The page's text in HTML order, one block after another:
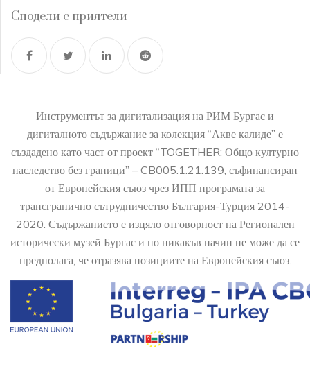
Сподели с приятели
Инструментът за дигитализация на РИМ Бургас и
дигиталното съдържание за колекция “Акве калиде” е
създадено като част от проект “TOGETHER: Общо културно
наследство без граници” – CB005.1.21.139, съфинансиран
от Европейския съюз чрез ИПП програмата за
трансгранично сътрудничество България-Турция 2014-
2020. Съдържанието е изцяло отговорност на Регионален
исторически музей Бургас и по никакъв начин не може да се
предполага, че отразява позициите на Европейския съюз.